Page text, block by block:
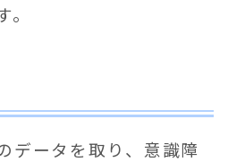
データを取り、意識障